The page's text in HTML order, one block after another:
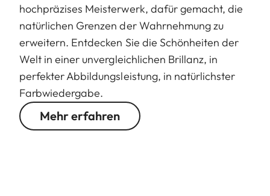
hochpräzises Meisterwerk, dafür gemacht, die
natürlichen Grenzen der Wahrnehmung zu
erweitern. Entdecken Sie die Schönheiten der
Welt in einer unvergleichlichen Brillanz, in
perfekter Abbildungsleistung, in natürlichster
Farbwiedergabe.
Mehr erfahren